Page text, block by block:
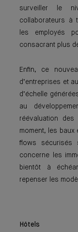
surveiller le
collaborateurs à
les employés
consacrant plus
Enfin, ce
d’entreprises et
d’échelle
au
réévaluation
moment, les
flows sécurisés
concerne les
bientôt à
repenser les
Hôtels